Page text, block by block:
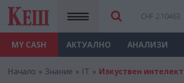
MY CASH
CHF 2.10463
АКТУАЛНО АНАЛИЗИ
Начало Знание IT Изкуствен интелект